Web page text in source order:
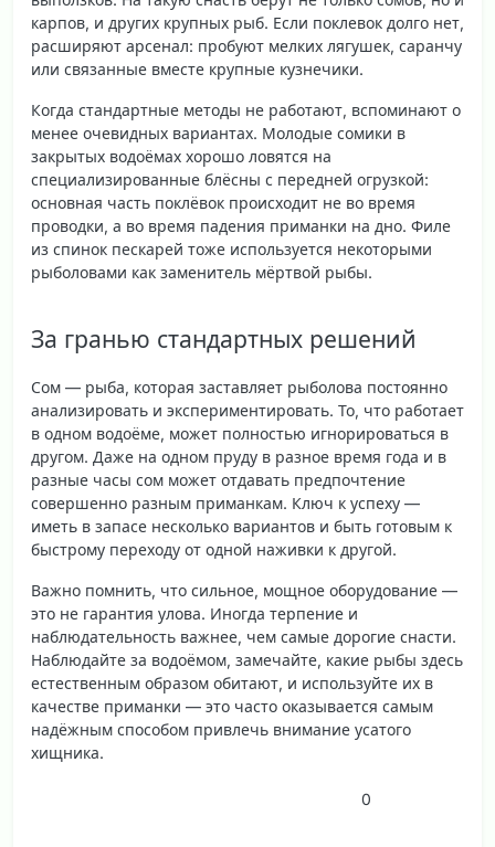
карпов, и других крупных рыб. Если поклевок долго нет,
расширяют арсенал: пробуют мелких лягушек, саранчу
или связанные вместе крупные кузнечики.
Когда стандартные методы не работают, вспоминают о
менее очевидных вариантах. Молодые сомики в
закрытых водоёмах хорошо ловятся на
специализированные блёсны с передней огрузкой:
основная часть поклёвок происходит не во время
проводки, а во время падения приманки на дно. Филе
из спинок пескарей тоже используется некоторыми
рыболовами как заменитель мёртвой рыбы.
За гранью стандартных решений
Сом — рыба, которая заставляет рыболова постоянно
анализировать и экспериментировать. То, что работает
в одном водоёме, может полностью игнорироваться в
другом. Даже на одном пруду в разное время года и в
разные часы сом может отдавать предпочтение
совершенно разным приманкам. Ключ к успеху —
иметь в запасе несколько вариантов и быть готовым к
быстрому переходу от одной наживки к другой.
Важно помнить, что сильное, мощное оборудование —
это не гарантия улова. Иногда терпение и
наблюдательность важнее, чем самые дорогие снасти.
Наблюдайте за водоёмом, замечайте, какие рыбы здесь
естественным образом обитают, и используйте их в
качестве приманки — это часто оказывается самым
надёжным способом привлечь внимание усатого
хищника.
0